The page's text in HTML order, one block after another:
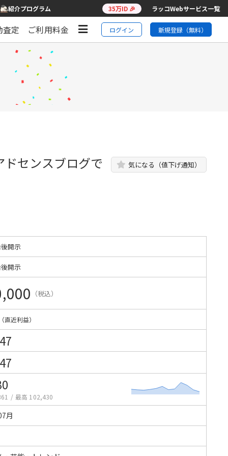
紹介プログラム 35万ID 🎉 ラッコWebサービス一覧
査定 ご利用料金 ログイン 新規登録（無料）
センスブログで
気になる（値下げ通知）
開示
開示
（税込）
（直近利益）
/ 最高 102,430
月